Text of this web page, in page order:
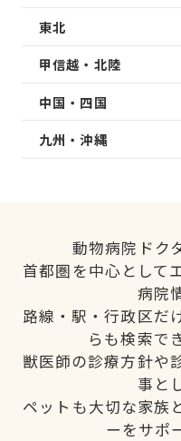
東北
甲信越・北陸
中国・四国
九州・沖縄
動物病院ドク
首都圏を中心として
病院
路線・駅・行政区だ
らも検索で
獣医師の診療方針や
事と
ペットも大切な家族
ーをサポ